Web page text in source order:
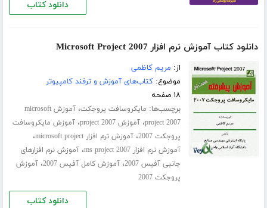
دانلود کتاب
دانلود کتاب آموزش نرم افزار Microsoft Project 2007
از: مریم کاظمی
موضوع:کتاب‌های آموزش و ترفند کامپیوتر
۱۸ صفحه
برچسب‌ها: مایکروسافت پروجکت،
آموزش microsoft
project 2007،آموزش project 2007 ،آموزش مایکروسافت
پروجکت 2007
،آموزش نرم افزار microsoft project ،
آموزش نرم افزار ms project 2007 ،آموزش نرم افزارهای
جانبی آفیس 2007
،آموزش کامل آفیس 2007 ،آموزش
پروجکت 2007
دانلود کتاب